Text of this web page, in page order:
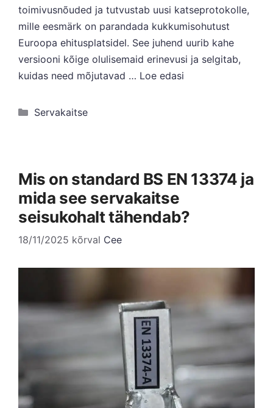
toimivusnõuded ja tutvustab uusi katseprotokolle,
mille eesmärk on parandada kukkumisohutust
Euroopa ehitusplatsidel. See juhend uurib kahe
versiooni kõige olulisemaid erinevusi ja selgitab,
kuidas need mõjutavad … Loe edasi
Kategooriad
Servakaitse
Mis on standard BS EN 13374 ja
mida see servakaitse
seisukohalt tähendab?
18/11/2025 kõrval Cee